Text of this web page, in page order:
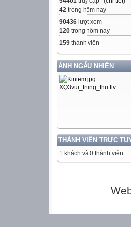
42 trong hôm nay
90436 lượt xem
120 trong hôm nay
159 thành viên
ẢNH NGẪU NHIÊN
THÀNH VIÊN TRỰC
1 khách và 0 thành viên